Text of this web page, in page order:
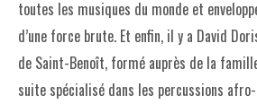
toutes les musiques du monde et
d’une force brute. Et enfin, il y a David
de Saint-Benoît, formé auprès de la
suite spécialisé dans les percussions